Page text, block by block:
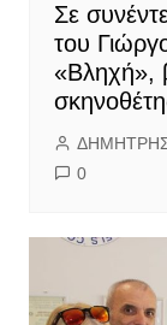
Σε
του
«Βληχή»,
0